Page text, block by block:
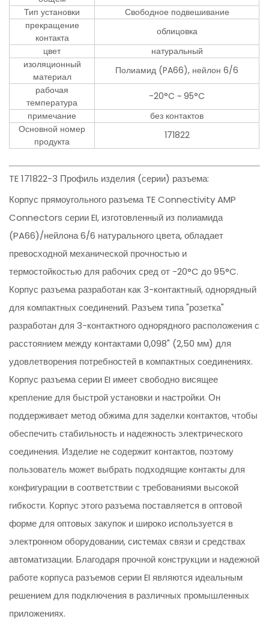
Тип установки
Свободное подвешивание
прекращение
контакта
облицовка
цвет
натуральный
изоляционный
материал
Полиамид (PA66), нейлон 6/6
рабочая
температура
-20°C ~ 95°C
примечание
без контактов
Основной номер
продукта
171822
TE 171822-3 Профиль изделия (серии) разъема:
Корпус прямоугольного разъема TE Connectivity AMP
Connectors серии EI, изготовленный из полиамида
(PA66)/нейлона 6/6 натурального цвета, обладает
превосходной механической прочностью и
термостойкостью для рабочих сред от -20°C до 95°C.
Корпус разъема разработан как 3-контактный, однорядный
для компактных соединений. Разъем типа "розетка"
разработан для 3-контактного однорядного расположения с
расстоянием между контактами 0,098" (2,50 мм) для
удовлетворения потребностей в компактных соединениях.
Корпус разъема серии EI имеет свободно висящее
крепление для быстрой установки и настройки. Он
поддерживает метод обжима для заделки контактов, чтобы
обеспечить стабильность и надежность электрического
соединения. Изделие не содержит контактов, поэтому
пользователь может выбрать подходящие контакты для
конфигурации в соответствии с требованиями высокой
гибкости. Корпус этого разъема поставляется в оптовой
форме для оптовых закупок и широко используется в
электронном оборудовании, системах связи и средствах
автоматизации. Благодаря прочной конструкции и надежной
работе корпуса разъемов серии EI являются идеальным
решением для подключения в различных промышленных
приложениях.